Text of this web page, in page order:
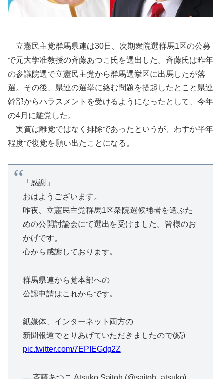
立憲民主党群馬県連は30日、次期衆院選群馬1区の公募
で元大学准教授の斉藤あつこ氏を選出した。斉藤氏は昨年
の参議院選で立憲民主党から群馬選挙区に出馬したが落
選。その後、県連の選挙に絡む問題を提起したとこと県連
幹部からハラスメントを受けるようになったとして、今年
の4月に離党した。
実質は離党ではなく排除であったというが、わずか半年
程度で復党を願い出たことになる。
「感謝」
おはようございます。
昨夜、立憲民主党群馬1区衆院選候補者を選ぶた
めの公開討論会にて選出を受けました。皆様のお
かげです。
心から感謝しております。
群馬県連から党本部への
公認申請はこれからです。
紙媒体、インターネット両方の
新聞報道でとりあげていただきましたので(続)
pic.twitter.com/7EPIEGdg2Z